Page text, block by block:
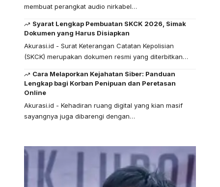
membuat perangkat audio nirkabel…
Syarat Lengkap Pembuatan SKCK 2026, Simak
Dokumen yang Harus Disiapkan
Akurasi.id - Surat Keterangan Catatan Kepolisian
(SKCK) merupakan dokumen resmi yang diterbitkan…
Cara Melaporkan Kejahatan Siber: Panduan
Lengkap bagi Korban Penipuan dan Peretasan
Online
Akurasi.id - Kehadiran ruang digital yang kian masif
sayangnya juga dibarengi dengan…